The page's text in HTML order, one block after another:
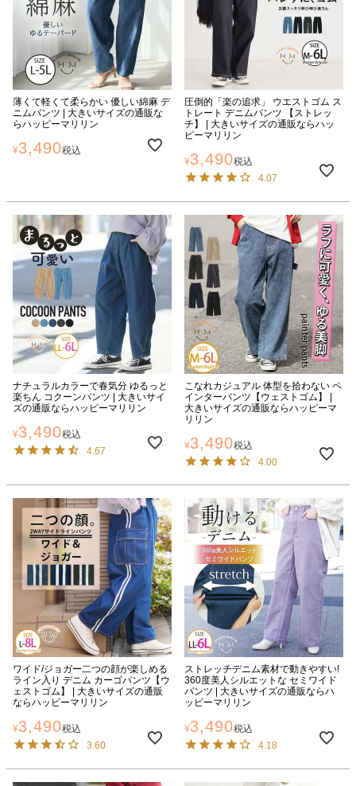
薄くて軽くて柔らかい 優しい綿麻 デ
ニムパンツ | 大きいサイズの通販な
らハッピーマリリン
¥3,490税込
圧倒的「楽の追求」 ウエストゴム ス
トレート デニムパンツ 【ストレッ
チ】 | 大きいサイズの通販ならハッ
ピーマリリン
¥3,490税込
4.07
ナチュラルカラーで春気分 ゆるっと
楽ちん コクーンパンツ | 大きいサイ
ズの通販ならハッピーマリリン
¥3,490税込
4.67
こなれカジュアル 体型を拾わない ペ
インターパンツ【ウェストゴム】 |
大きいサイズの通販ならハッピーマ
リリン
¥3,490税込
4.00
ワイド/ジョガー二つの顔が楽しめる
ライン入り デニム カーゴパンツ【ウ
ェストゴム】 | 大きいサイズの通販
ならハッピーマリリン
¥3,490税込
3.60
ストレッチデニム素材で動きやすい!
360度美人シルエットな セミワイド
パンツ | 大きいサイズの通販ならハ
ッピーマリリン
¥3,490税込
4.18